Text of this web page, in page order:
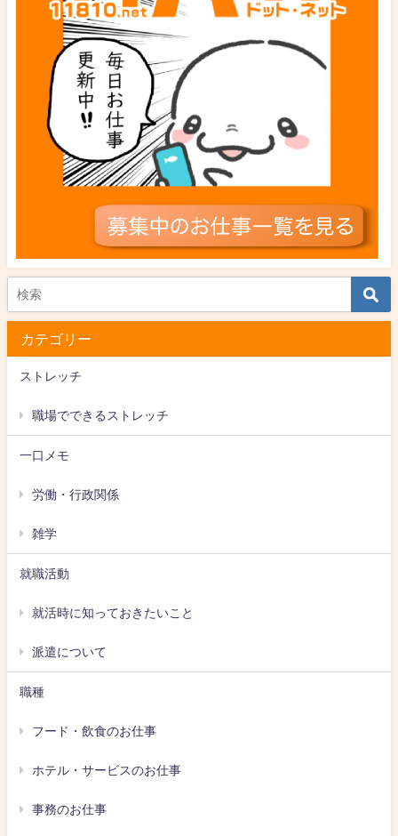
カテゴリー
ストレッチ
職場でできるストレッチ
一口メモ
労働・行政関係
雑学
就職活動
就活時に知っておきたいこと
派遣について
職種
フード・飲食のお仕事
ホテル・サービスのお仕事
事務のお仕事